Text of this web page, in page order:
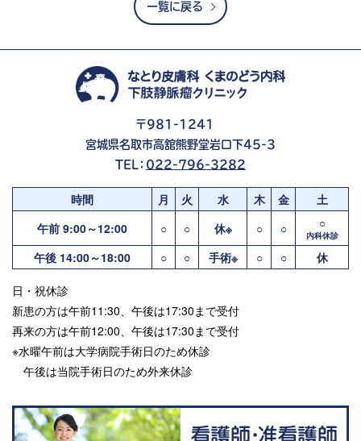
一覧に戻る
〒981-1241
宮城県名取市高舘熊野堂岩口下45-3
TEL： 022-796-3282
時間 月 火 水 木 金
土
午前 9:00～12:00
○ ○ 休※ ○ ○ ○
内科休診
午後 14:00～18:00 ○ ○ 手術※ ○ ○ 休
日・祝休診
新患の方は午前11:30、午後は17:30まで受付
再来の方は午前12:00、午後は17:30まで受付
※水曜午前は大学病院手術日のため休診
午後は当院手術日のため外来休診